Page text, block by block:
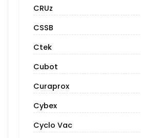
CRUz
CSSB
Ctek
Cubot
Curaprox
Cybex
Cyclo Vac